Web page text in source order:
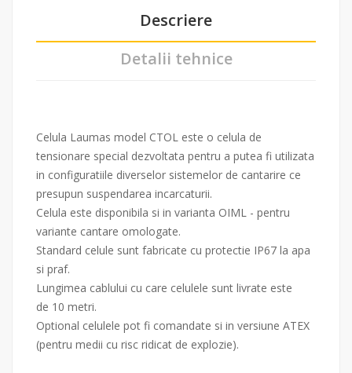
Descriere
Detalii tehnice
Celula Laumas model CTOL este o celula de
tensionare special dezvoltata pentru a putea fi utilizata
in configuratiile diverselor sistemelor de cantarire ce
presupun suspendarea incarcaturii.
Celula este disponibila si in varianta OIML - pentru
variante cantare omologate.
Standard celule sunt fabricate cu protectie IP67 la apa
si praf.
Lungimea cablului cu care celulele sunt livrate este
de 10 metri.
Optional celulele pot fi comandate si in versiune ATEX
(pentru medii cu risc ridicat de explozie).